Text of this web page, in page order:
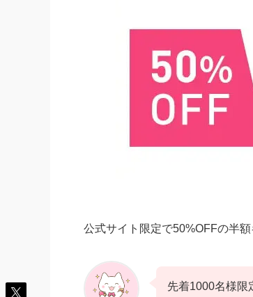
公式サイト限定で50%OFFの半
先着1000名様限